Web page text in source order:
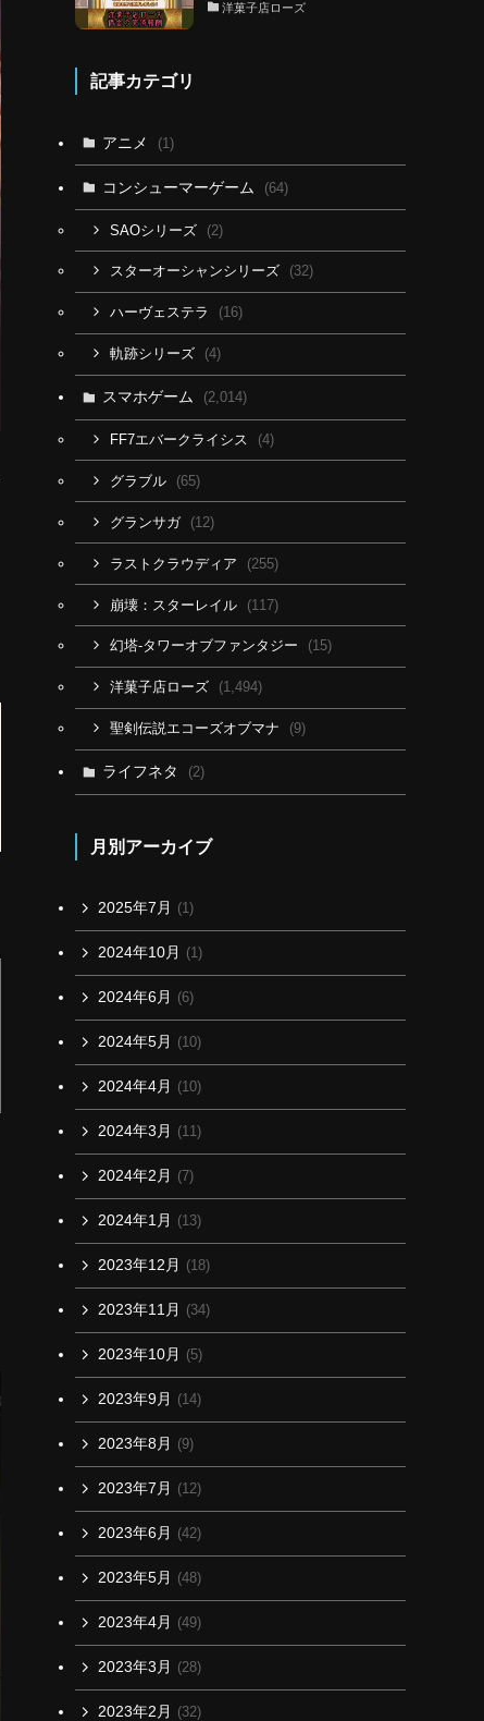
洋菓子店ローズ
記事カテゴリ
アニメ (1)
コンシューマーゲーム (64)
SAOシリーズ (2)
スターオーシャンシリーズ (32)
ハーヴェステラ (16)
軌跡シリーズ (4)
スマホゲーム (2,014)
FF7エバークライシス (4)
グラブル (65)
グランサガ (12)
ラストクラウディア (255)
崩壊：スターレイル (117)
幻塔-タワーオブファンタジー (15)
洋菓子店ローズ (1,494)
聖剣伝説エコーズオブマナ (9)
ライフネタ (2)
月別アーカイブ
2025年7月 (1)
2024年10月 (1)
2024年6月 (6)
2024年5月 (10)
2024年4月 (10)
2024年3月 (11)
2024年2月 (7)
2024年1月 (13)
2023年12月 (18)
2023年11月 (34)
2023年10月 (5)
2023年9月 (14)
2023年8月 (9)
2023年7月 (12)
2023年6月 (42)
2023年5月 (48)
2023年4月 (49)
2023年3月 (28)
2023年2月 (32)